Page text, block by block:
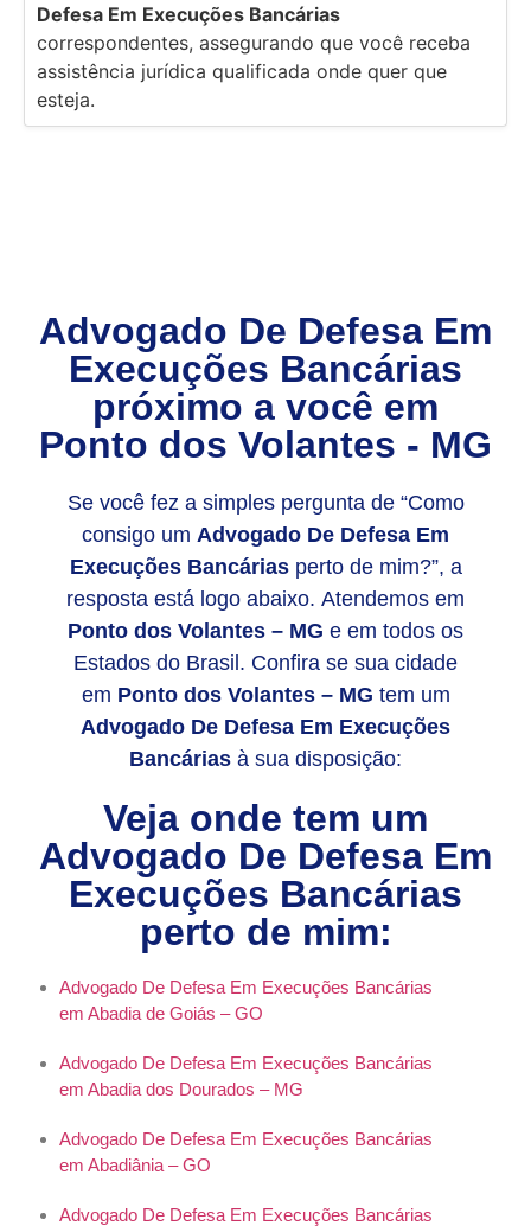
Defesa Em Execuções Bancárias
correspondentes, assegurando que você receba
assistência jurídica qualificada onde quer que
esteja.
Advogado De Defesa Em
Execuções Bancárias
próximo a você em
Ponto dos Volantes - MG
Se você fez a simples pergunta de “Como
consigo um Advogado De Defesa Em
Execuções Bancáriasperto de mim?”, a
resposta está logo abaixo. Atendemos em
Ponto dos Volantes – MG e em todos os
Estados do Brasil. Confira se sua cidade
em Ponto dos Volantes – MG tem um
Advogado De Defesa Em Execuções
Bancárias à sua disposição:
Veja onde tem um
Advogado De Defesa Em
Execuções Bancárias
perto de mim:
Advogado De Defesa Em Execuções Bancárias
em Abadia de Goiás – GO
Advogado De Defesa Em Execuções Bancárias
em Abadia dos Dourados – MG
Advogado De Defesa Em Execuções Bancárias
em Abadiânia – GO
Advogado De Defesa Em Execuções Bancárias